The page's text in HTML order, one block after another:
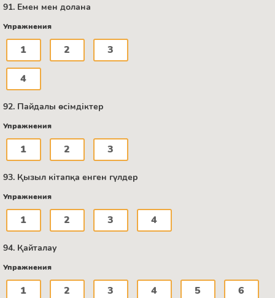
91. Емен мен долана
Упражнения
1 2 3
4
92. Пайдалы өсімдіктер
Упражнения
1 2 3
93. Қызыл кітапқа енген гүлдер
Упражнения
1 2 3 4
94. Қайталау
Упражнения
1 2 3 4 5 6